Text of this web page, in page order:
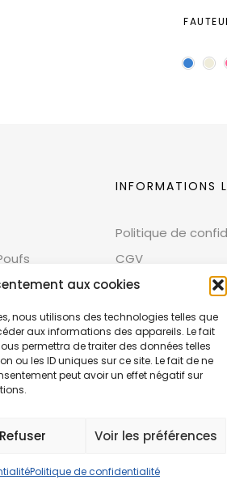
aux cookies
nous utilisons des technologies telles que
aux informations des appareils. Le fait
permettra de traiter des données telles
ou les ID uniques sur ce site. Le fait de ne
peut avoir un effet négatif sur
Refuser Voir les préférences
Politique de confidentialité
INFORMATIONS
Politique de
CGV
CGU
Cookies
Mentions légales
Éthique et
© Copyright